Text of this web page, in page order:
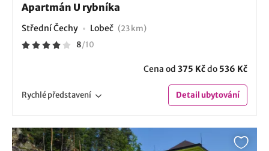
Apartmán U rybníka
Střední Čechy Lobeč (23 km)
8/10
Cena od 375 Kčdo 536 Kč
Rychlépředstavení Detailubytování